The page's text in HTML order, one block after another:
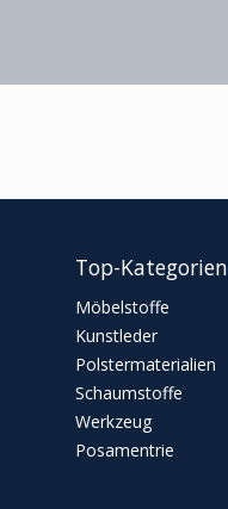
Top-Kategorien
Möbelstoffe
Kunstleder
Polstermaterialien
Schaumstoffe
Werkzeug
Posamentrie